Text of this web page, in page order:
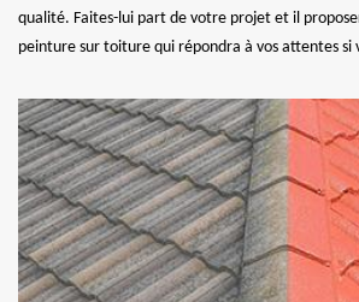
qualité. Faites-lui part de votre projet et il
peinture sur toiture qui répondra à vos attentes si